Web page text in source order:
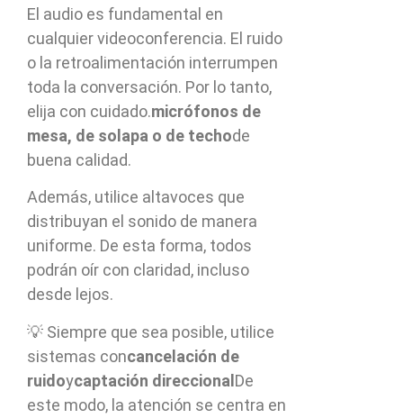
El audio es fundamental en
cualquier videoconferencia. El ruido
o la retroalimentación interrumpen
toda la conversación. Por lo tanto,
elija con cuidado.micrófonos de
mesa, de solapa o de techode
buena calidad.
Además, utilice altavoces que
distribuyan el sonido de manera
uniforme. De esta forma, todos
podrán oír con claridad, incluso
desde lejos.
💡 Siempre que sea posible, utilice
sistemas concancelación de
ruidoycaptación direccionalDe
este modo, la atención se centra en